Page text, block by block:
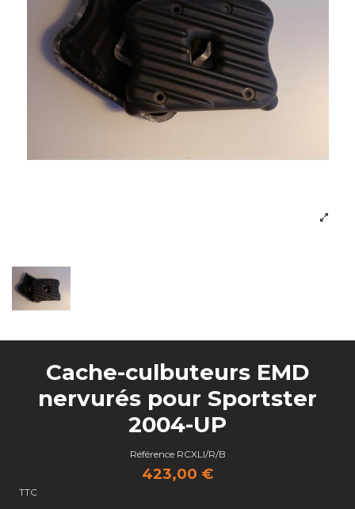
Cache-culbuteurs EMD
nervurés pour Sportster
2004-UP
Référence RCXLI/R/B
423,00 €
TTC